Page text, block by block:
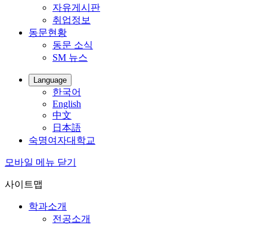
자유게시판
취업정보
동문현황
동문 소식
SM 뉴스
Language
한국어
English
中文
日本語
숙명여자대학교
모바일 메뉴 닫기
사이트맵
학과소개
전공소개